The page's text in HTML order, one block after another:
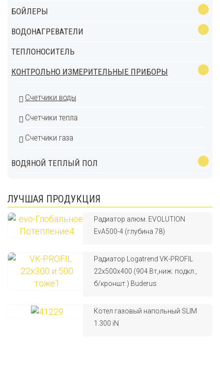
БОЙЛЕРЫ
ВОДОНАГРЕВАТЕЛИ
ТЕПЛОНОСИТЕЛЬ
КОНТРОЛЬНО ИЗМЕРИТЕЛЬНЫЕ ПРИБОРЫ
Счетчики воды
Счетчики тепла
Счетчики газа
ВОДЯНОЙ ТЕПЛЫЙ ПОЛ
ЛУЧШАЯ ПРОДУКЦИЯ
Радиатор алюм. EVOLUTION
EvA500-4 (глубина 78)
Радиатор Logatrend VK-PROFIL
22x500x400 (904 Вт,ниж. подкл.,
б/кроншт.) Buderus
Котел газовый напольный SLIM
1.300 iN